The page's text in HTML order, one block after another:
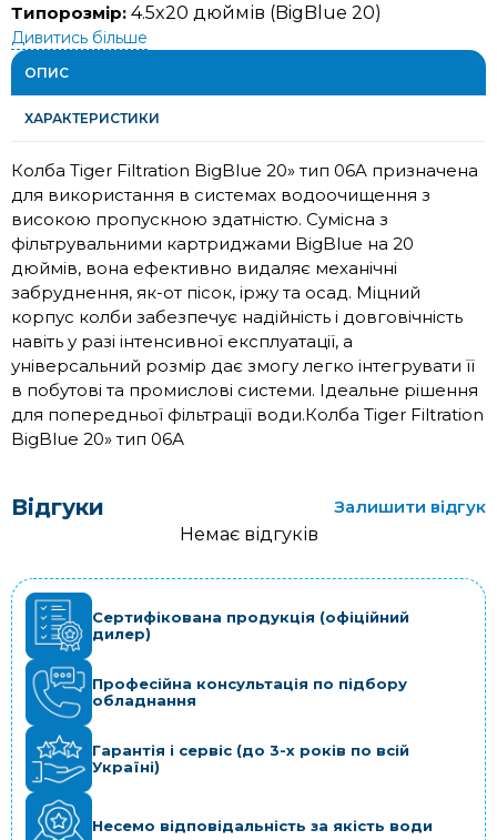
Типорозмір: 4.5x20 дюймів (BigBlue 20)
Дивитись більше
ОПИС
ХАРАКТЕРИСТИКИ
Колба Tiger Filtration BigBlue 20» тип 06A призначена
для використання в системах водоочищення з
високою пропускною здатністю. Сумісна з
фільтрувальними картриджами BigBlue на 20
дюймів, вона ефективно видаляє механічні
забруднення, як-от пісок, іржу та осад. Міцний
корпус колби забезпечує надійність і довговічність
навіть у разі інтенсивної експлуатації, а
універсальний розмір дає змогу легко інтегрувати її
в побутові та промислові системи. Ідеальне рішення
для попередньої фільтрації води.Колба Tiger Filtration
BigBlue 20» тип 06А
Відгуки
Залишити відгук
Немає відгуків
Сертифікована продукція (офіційний
дилер)
Професійна консультація по підбору
обладнання
Гарантія і сервіс (до 3-х років по всій
Україні)
Несемо відповідальність за якість води